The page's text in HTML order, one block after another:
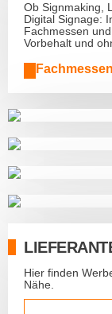
Ob Signmaking,
Digital Signage:
Fachmessen
Vorbehalt und
Hier finden
Nähe.